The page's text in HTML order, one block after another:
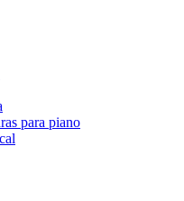
para piano